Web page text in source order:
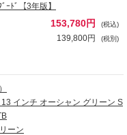
ｰﾄﾞ【3年版】
153,780円 (税込)
139,800円 (税別)
インチ オーシャン グリーン S
ーン